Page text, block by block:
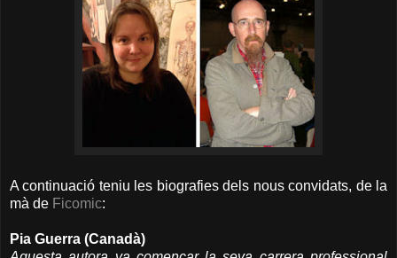
A continuació teniu les biografies dels nous convidats, de la
mà de Ficomic:
Pia Guerra (Canadà)